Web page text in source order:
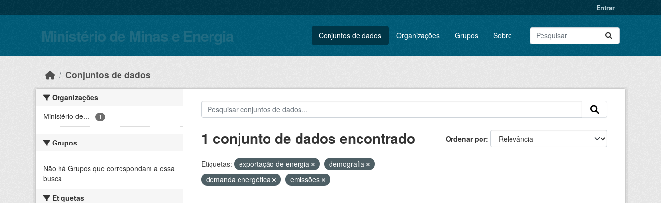
Entrar
Ministério de Minas e Energia Conjuntos de dados Organizações Grupos Sobre
Conjuntos de dados
Organizações
Ministério de... - 1
Grupos
Não há Grupos que correspondam a essa
busca
Etiquetas
Ordenar por
1 conjunto de dados encontrado
Etiquetas: exportação de energia
demografia
demanda energética
emissões